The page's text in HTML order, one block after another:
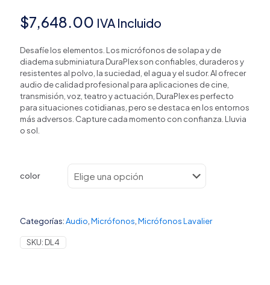
$7,648.00 IVA Incluido
Desafíe los elementos. Los micrófonos de solapa y de
diadema subminiatura DuraPlex son confiables, duraderos y
resistentes al polvo, la suciedad, el agua y el sudor. Al ofrecer
audio de calidad profesional para aplicaciones de cine,
transmisión, voz, teatro y actuación, DuraPlex es perfecto
para situaciones cotidianas, pero se destaca en los entornos
más adversos. Capture cada momento con confianza. Lluvia
o sol.
color
Categorías:Audio Micrófonos Micrófonos Lavalier
SKU: DL4